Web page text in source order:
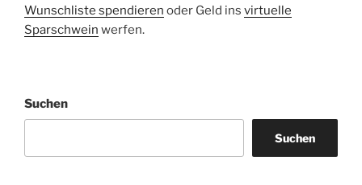
Wunschliste spendieren oder Geld ins virtuelle
Sparschwein werfen.
Suchen
Suchen